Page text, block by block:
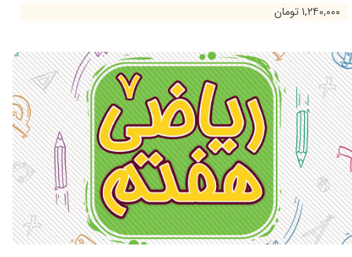
۱,۲۴۰,۰۰۰ تومان